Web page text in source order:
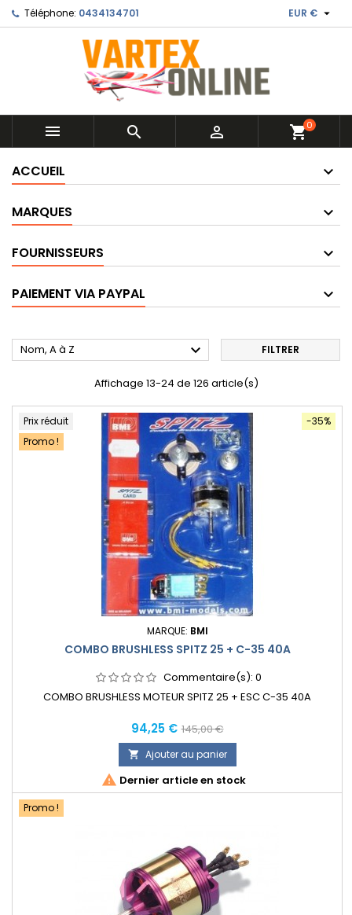
Téléphone: 0434134701 EUR € 
   shopping_cart0
ACCUEIL
MARQUES
FOURNISSEURS
PAIEMENT VIA PAYPAL
Nom, A à Z  FILTRER
Affichage 13-24 de 126 article(s)
-35%
Prix réduit
Promo !
MARQUE: BMI
COMBO BRUSHLESS SPITZ 25 + C-35 40A
Commentaire(s): 0
COMBO BRUSHLESS MOTEUR SPITZ 25 + ESC C-35 40A
Prix
94,25 € Prix
normal
145,00 €
 Ajouter au panier
 Dernier article en stock
Promo !